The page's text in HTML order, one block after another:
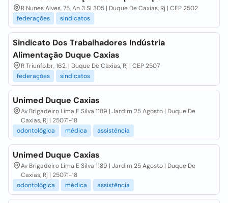
R Nunes Alves, 75, An 3 Sl 305 | Duque De Caxias, Rj | CEP 2502
federações
sindicatos
Sindicato Dos Trabalhadores Indústria
Alimentação Duque Caxias
R Triunfo,br, 162, | Duque De Caxias, Rj | CEP 2507
federações
sindicatos
Unimed Duque Caxias
Av Brigadeiro Lima E Silva 1189 | Jardim 25 Agosto | Duque De
Caxias, Rj | 25071-18
odontológica
médica assistência
Unimed Duque Caxias
Av Brigadeiro Lima E Silva 1189 | Jardim 25 Agosto | Duque De
Caxias, Rj | 25071-18
odontológica
médica assistência